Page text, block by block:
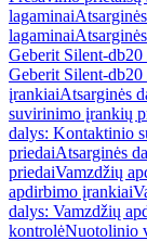
lagaminai
lagaminai
Geberit Silent-db20
Geberit Silent-db20
įrankiaiAtsarginės
suvirinimo įrankių
dalys: Kontaktinio
priedaiAtsarginės
priedaiVamzdžių
apdirbimo įrankiai
dalys: Vamzdžių
kontrolėNuotolinio